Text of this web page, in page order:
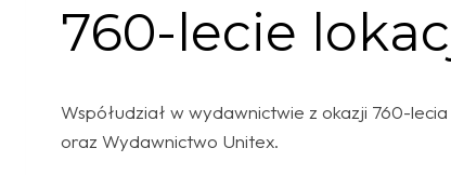
760-lecie
Współudział w wydawnictwie z okazji 760-
oraz Wydawnictwo Unitex.